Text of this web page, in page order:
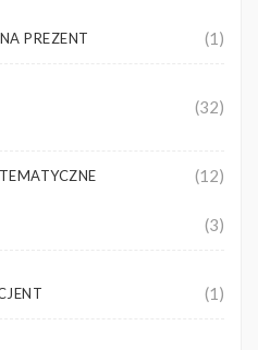
PREZENT (1)
(32)
(12)
(3)
(1)